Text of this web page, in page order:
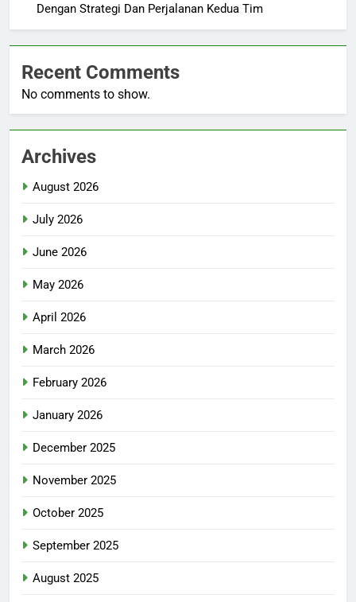
Dengan Strategi Dan Perjalanan Kedua Tim
Recent Comments
No comments to show.
Archives
August 2026
July 2026
June 2026
May 2026
April 2026
March 2026
February 2026
January 2026
December 2025
November 2025
October 2025
September 2025
August 2025